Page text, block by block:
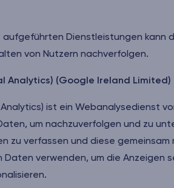
Dienstleistungen kann
von Nutzern nachverfolgen.
Analytics) (Google Ireland Limited)
ist ein Webanalysedienst
um nachzuverfolgen und zu
zu verfassen und diese
verwenden, um die Anzeigen